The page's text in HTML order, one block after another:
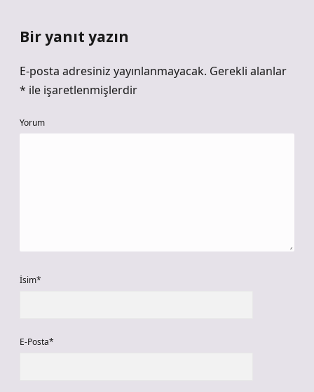
Bir yanıt yazın
E-posta adresiniz yayınlanmayacak. Gerekli alanlar
* ile işaretlenmişlerdir
Yorum
İsim*
E-Posta*